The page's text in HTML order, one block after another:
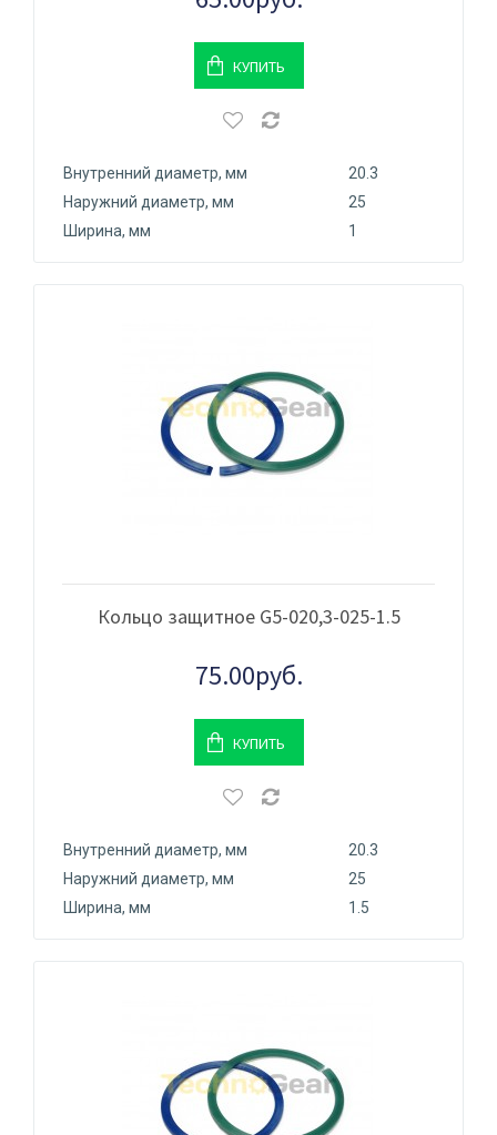
КУПИТЬ
Внутренний диаметр, мм
20.3
Наружний диаметр, мм
25
Ширина, мм
1
Кольцо защитное G5-020,3-025-1.5
75.00руб.
КУПИТЬ
Внутренний диаметр, мм
20.3
Наружний диаметр, мм
25
Ширина, мм
1.5